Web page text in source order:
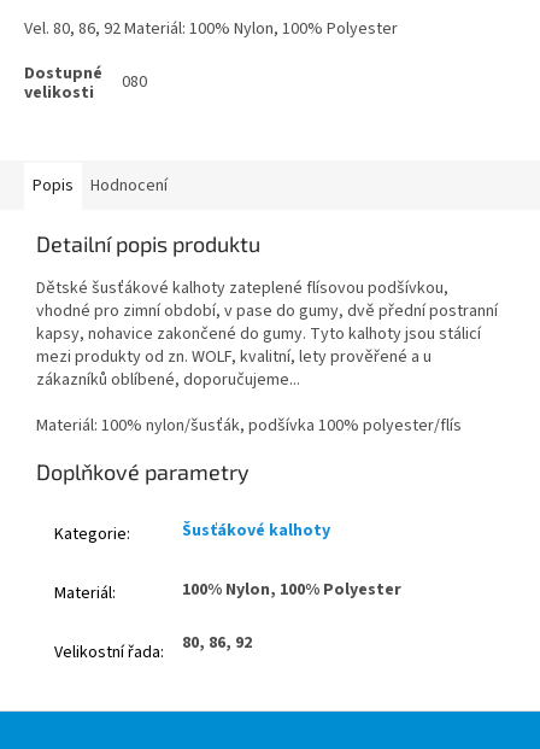
Vel. 80, 86, 92 Materiál: 100% Nylon, 100% Polyester
080
Popis Hodnocení
Detailní popis produktu
Dětské šusťákové kalhoty zateplené flísovou podšívkou,
vhodné pro zimní období, v pase do gumy, dvě přední postranní
kapsy, nohavice zakončené do gumy. Tyto kalhoty jsou stálicí
mezi produkty od zn. WOLF, kvalitní, lety prověřené a u
zákazníků oblíbené, doporučujeme...
Materiál: 100% nylon/šusťák, podšívka 100% polyester/flís
Doplňkové parametry
Kategorie: Šusťákové kalhoty
Materiál: 100% Nylon, 100% Polyester
Velikostní řada: 80, 86, 92